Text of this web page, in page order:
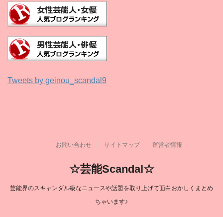
Tweets by geinou_scandal9
お問い合わせ サイトマップ 運営者情報
☆芸能Scandal☆
芸能界のスキャンダル級なニュースや話題を取り上げて面白おかしくまとめ
ちゃいます♪